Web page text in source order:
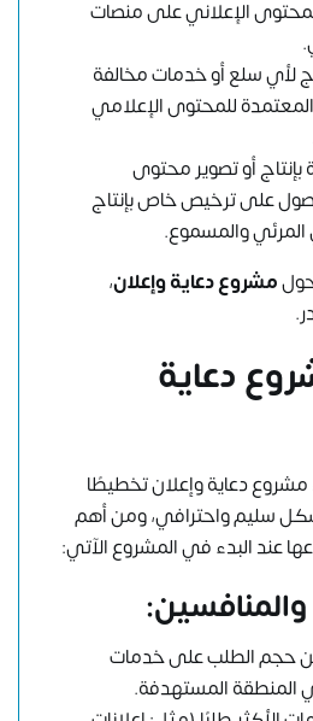
الإعلاني على منصات
لأي سلع أو خدمات مخالفة
للمحتوى الإعلامي
أو تصوير محتوى
على ترخيص خاص بإنتاج
المرئي والمسموع.
مشروع دعاية وإعلان،
.
دعاية
دعاية وإعلان تخطيطًا
سليم واحترافي، ومن أهم
عند البدء في المشروع الآتي:
حجم الطلب على خدمات
المنطقة المستهدفة.